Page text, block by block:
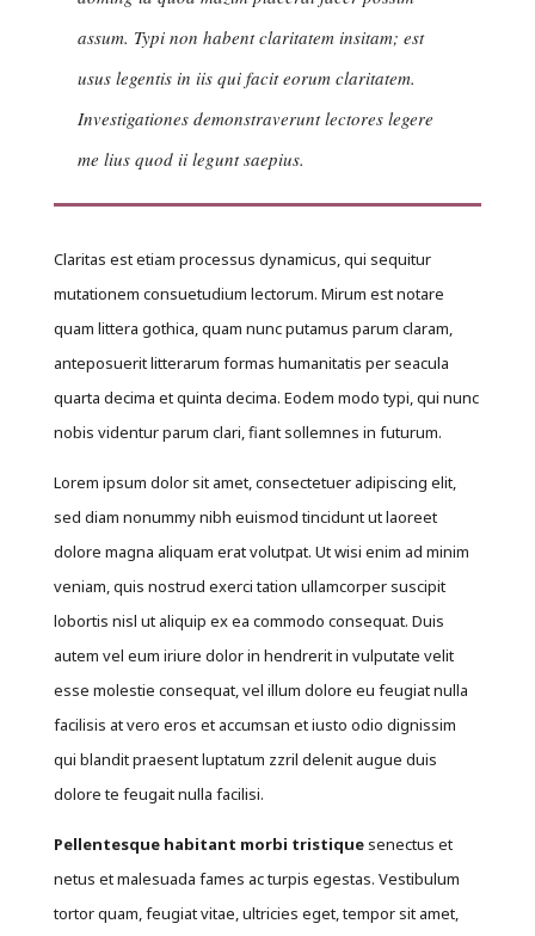
assum. Typi non habent claritatem insitam; est
usus legentis in iis qui facit eorum claritatem.
Investigationes demonstraverunt lectores legere
me lius quod ii legunt saepius.
Claritas est etiam processus dynamicus, qui sequitur
mutationem consuetudium lectorum. Mirum est notare
quam littera gothica, quam nunc putamus parum claram,
anteposuerit litterarum formas humanitatis per seacula
quarta decima et quinta decima. Eodem modo typi, qui nunc
nobis videntur parum clari, fiant sollemnes in futurum.
Lorem ipsum dolor sit amet, consectetuer adipiscing elit,
sed diam nonummy nibh euismod tincidunt ut laoreet
dolore magna aliquam erat volutpat. Ut wisi enim ad minim
veniam, quis nostrud exerci tation ullamcorper suscipit
lobortis nisl ut aliquip ex ea commodo consequat. Duis
autem vel eum iriure dolor in hendrerit in vulputate velit
esse molestie consequat, vel illum dolore eu feugiat nulla
facilisis at vero eros et accumsan et iusto odio dignissim
qui blandit praesent luptatum zzril delenit augue duis
dolore te feugait nulla facilisi.
Pellentesque habitant morbi tristiquesenectus et
netus et malesuada fames ac turpis egestas. Vestibulum
tortor quam, feugiat vitae, ultricies eget, tempor sit amet,